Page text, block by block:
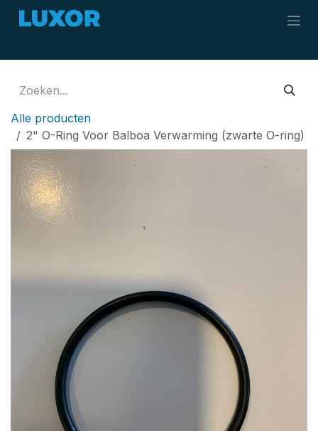
Overslaan naar inhoud
Alle producten
2" O-Ring Voor Balboa Verwarming (zwarte O-ring)